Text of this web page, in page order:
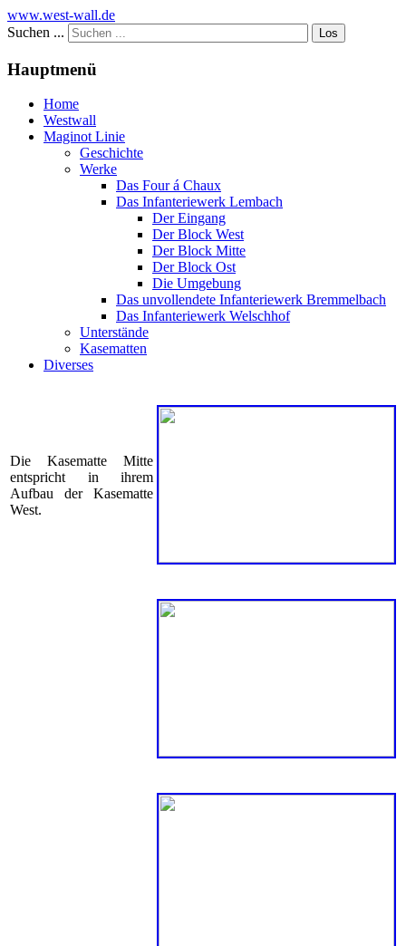
www.west-wall.de
Suchen ...
Los
Hauptmenü
Home
Westwall
Maginot Linie
Geschichte
Werke
Das Four á Chaux
Das Infanteriewerk Lembach
Der Eingang
Der Block West
Der Block Mitte
Der Block Ost
Die Umgebung
Das unvollendete Infanteriewerk Bremmelbach
Das Infanteriewerk Welschhof
Unterstände
Kasematten
Diverses
Die Kasematte Mitte
entspricht in ihrem
Aufbau der Kasematte
West.